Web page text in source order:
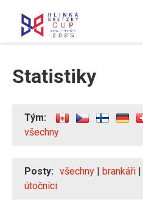
Statistiky
Tým:
všechny
Posty: všechny | brankáři |
útočníci